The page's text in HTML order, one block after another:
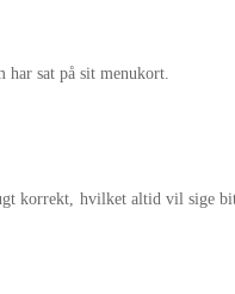
sat på sit menukort.
korrekt, hvilket altid vil sige